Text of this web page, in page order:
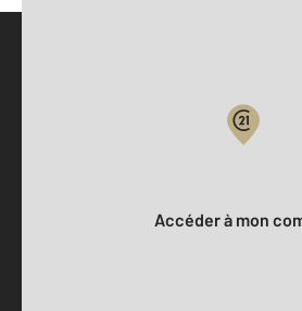
Accéder à mon